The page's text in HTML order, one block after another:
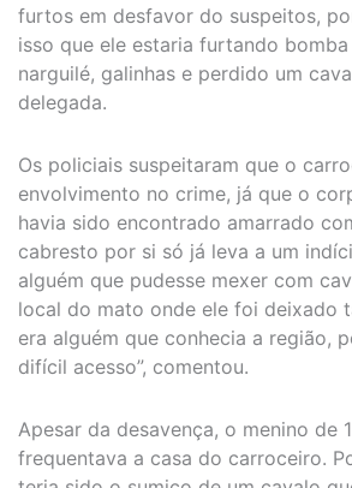
furtos em desfavor do suspeitos,
isso que ele estaria furtando bomba
narguilé, galinhas e perdido um
delegada.
Os policiais suspeitaram que o
envolvimento no crime, já que o
havia sido encontrado amarrado
cabresto por si só já leva a um
alguém que pudesse mexer com
local do mato onde ele foi deixado
era alguém que conhecia a região,
difícil acesso”, comentou.
Apesar da desavença, o menino de
frequentava a casa do carroceiro.